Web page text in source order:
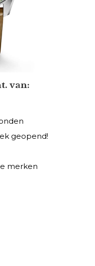
van:
geopend!
merken